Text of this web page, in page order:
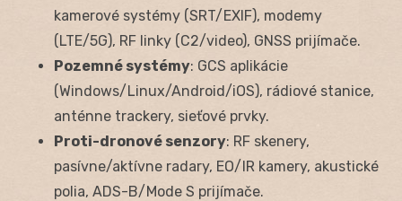
kamerové systémy (SRT/EXIF), modemy
(LTE/5G), RF linky (C2/video), GNSS prijímače.
Pozemné systémy: GCS aplikácie
(Windows/Linux/Android/iOS), rádiové stanice,
anténne trackery, sieťové prvky.
Proti-dronové senzory: RF skenery,
pasívne/aktívne radary, EO/IR kamery, akustické
polia, ADS-B/Mode S prijímače.